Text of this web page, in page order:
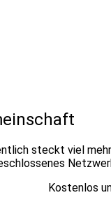
steckt viel
Kostenlos